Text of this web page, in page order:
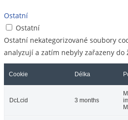
Ostatní
Ostatní
Ostatní nekategorizované soubory
analyzují a zatím nebyly zařazeny do
Cookie Délka
DcLcid 3 months